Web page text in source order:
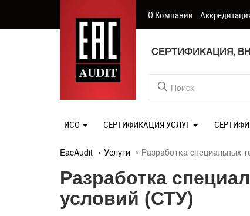
О Компании
СЕРТИФИКАЦИЯ,
ИСО СЕРТИФИКАЦИЯ УСЛУГ
EacAudit Услуги Разработка специальных
Разработка
условий (СТУ)